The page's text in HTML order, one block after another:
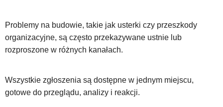
Problemy na budowie, takie jak usterki czy przeszkody
organizacyjne, są często przekazywane ustnie lub
rozproszone w różnych kanałach.
Wszystkie zgłoszenia są dostępne w jednym miejscu,
gotowe do przeglądu, analizy i reakcji.